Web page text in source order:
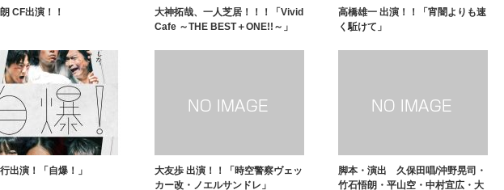
CF出演！！
大神拓哉、一人芝居！！！「Vivid
Cafe ～THE BEST＋ONE!!～」
高橋雄一 出演！！「宵闇よりも速
く駈けて」
出演！「自爆！」
大友歩 出演！！「時空警察ヴェッ
カー改・ノエルサンドレ」
脚本・演出 久保田唱/沖野晃司・
竹石悟朗・平山空・中村宜広・大